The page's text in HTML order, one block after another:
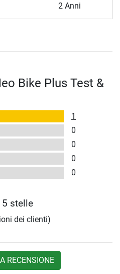
2 Anni
Bike Plus Test &
1
0
0
0
0
5 stelle
dei clienti)
RECENSIONE